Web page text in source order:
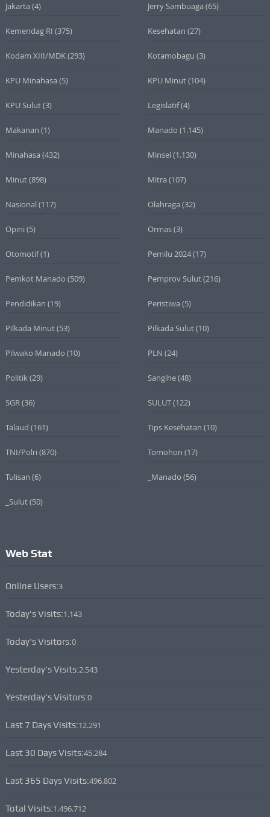
Jakarta (4) Jerry Sambuaga (65)
Kemendag RI (375) Kesehatan (27)
Kodam XIII/MDK(293) Kotamobagu (3)
KPU Minahasa (5) KPU Minut(104)
KPU Sulut(3) Legislatif(4)
Makanan (1) Manado (1.145)
Minahasa (432) Minsel (1.130)
Minut(898) Mitra (107)
Nasional (117) Olahraga (32)
Opini (5) Ormas(3)
Otomotif(1) Pemilu 2024(17)
Pemkot Manado (509) Pemprov Sulut(216)
Pendidikan (19) Peristiwa (5)
Pilkada Minut(53) Pilkada Sulut(10)
Pilwako Manado (10) PLN (24)
Politik(29) Sangihe(48)
SGR(36) SULUT(122)
Talaud (161) Tips Kesehatan (10)
TNI/Polri (870) Tomohon (17)
Tulisan (6) _Manado (56)
_Sulut(50)
Web Stat
Online Users:3
Today's Visits:1.143
Today's Visitors:0
Yesterday's Visits:2.543
Yesterday's Visitors:0
Last 7 Days Visits:12.291
Last 30 Days Visits:45.284
Last 365 Days Visits:496.802
Total Visits:1.496.712